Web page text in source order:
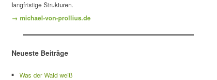
langfristige Strukturen.
→ michael-von-prollius.de
Neueste Beiträge
Was der Wald weiß